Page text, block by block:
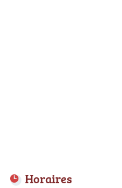
Horaires